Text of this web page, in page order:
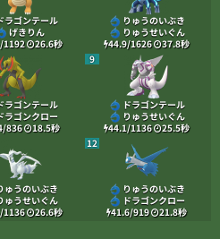
ラゴンテール
げきりん
1192
26.6秒
りゅうのいぶき
りゅうせいぐん
44.9/1626
37.8秒
ラゴンテール
ラゴンクロー
836
18.5秒
9
ドラゴンテール
りゅうせいぐん
44.1/1136
25.5秒
ゅうのいぶき
ゅうせいぐん
1136
26.6秒
12
りゅうのいぶき
ドラゴンクロー
41.6/919
21.8秒